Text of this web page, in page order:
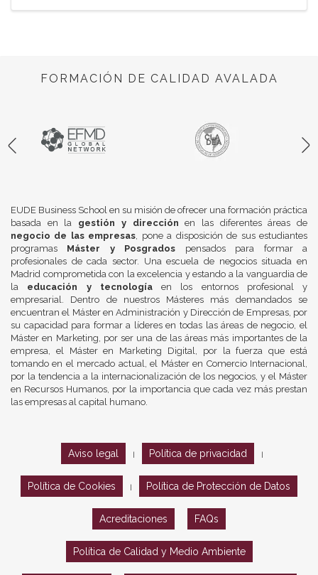
FORMACIÓN DE CALIDAD AVALADA
EUDE Business School en su misión de ofrecer una formación práctica
basada en la gestión y dirección en las diferentes áreas de
negocio de las empresas, pone a disposición de sus estudiantes
programas Máster y Posgrados pensados para formar a
profesionales de cada sector. Una escuela de negocios situada en
Madrid comprometida con la excelencia y estando a la vanguardia de
la educación y tecnologíaen los entornos profesional y
empresarial. Dentro de nuestros Másteres más demandados se
encuentran el Máster en Administración y Dirección de Empresas, por
su capacidad para formar a líderes en todas las áreas de negocio, el
Máster en Marketing, por ser una de las áreas más importantes de la
empresa, el Máster en Marketing Digital, por la fuerza que está
tomando en el mercado actual, el Máster en Comercio Internacional,
por la tendencia a la internacionalización de los negocios, y el Máster
en Recursos Humanos, por la importancia que cada vez más prestan
las empresas al capital humano.
Aviso legal Política de privacidad
Política de Cookies Política de Protección de Datos
Acreditaciones FAQs
Política de Calidad y Medio Ambiente